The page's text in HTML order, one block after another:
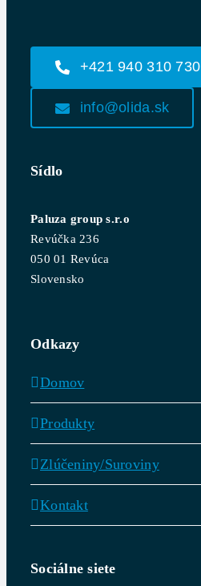
+421 940 310 730
info@olida.sk
Sídlo
Paluza group s.r.o
Revúčka 236
050 01 Revúca
Slovensko
Odkazy
Domov
Produkty
Zlúčeniny/Suroviny
Kontakt
Sociálne siete